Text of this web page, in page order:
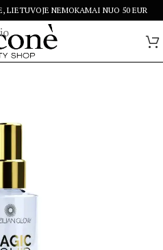
LIETUVOJE NEMOKAMAI NUO 50 EUR